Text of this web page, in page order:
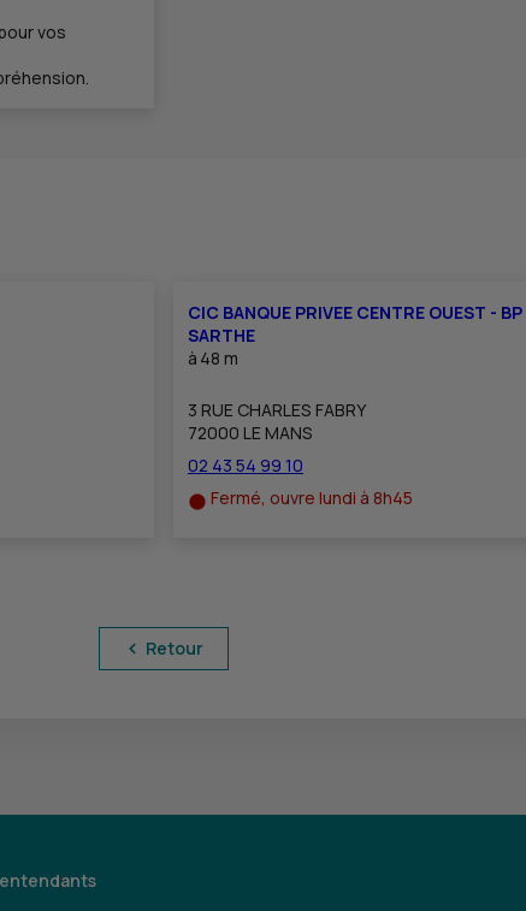
vos
CIC BANQUE PRIVEE CENTRE OUEST - BP
SARTHE
à 48 m
3 RUE CHARLES FABRY
72000 LE MANS
02 43 54 99 10
Fermé, ouvre lundi à 8h45
Retour